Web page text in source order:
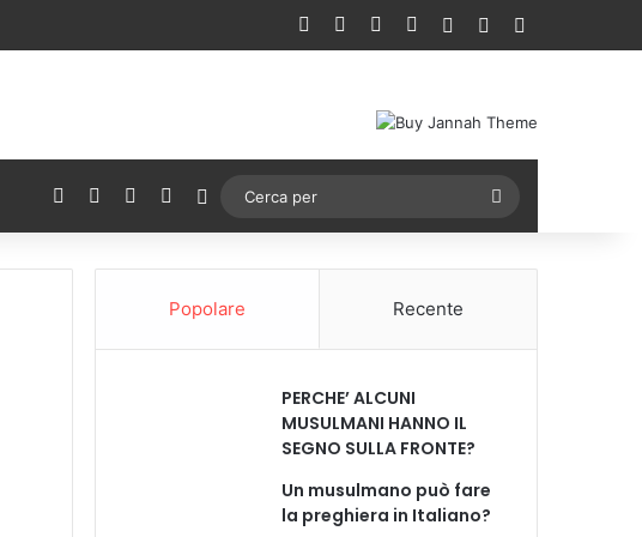
Facebook You TubeInstagram
AccediUn articolo a
Facebook You TubeInstagram
Cambia aspetto
per
Popolare Recente
PERCHE’ ALCUNI
MUSULMANI HANNO IL
SEGNO SULLA FRONTE?
Un musulmano può fare
la preghiera in Italiano?